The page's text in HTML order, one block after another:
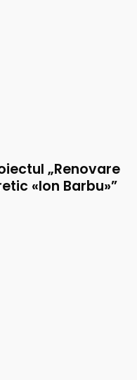
„Renovare
«Ion Barbu»”